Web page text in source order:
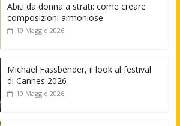
Abiti da donna a strati: come creare
composizioni armoniose
19 Maggio 2026
Michael Fassbender, il look al festival
di Cannes 2026
19 Maggio 2026